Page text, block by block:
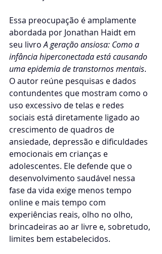
Essa preocupação é amplamente
abordada por Jonathan Haidt em
seu livro A geração ansiosa: Como a
infância hiperconectada está causando
uma epidemia de transtornos mentais.
O autor reúne pesquisas e dados
contundentes que mostram como o
uso excessivo de telas e redes
sociais está diretamente ligado ao
crescimento de quadros de
ansiedade, depressão e dificuldades
emocionais em crianças e
adolescentes. Ele defende que o
desenvolvimento saudável nessa
fase da vida exige menos tempo
online e mais tempo com
experiências reais, olho no olho,
brincadeiras ao ar livre e, sobretudo,
limites bem estabelecidos.